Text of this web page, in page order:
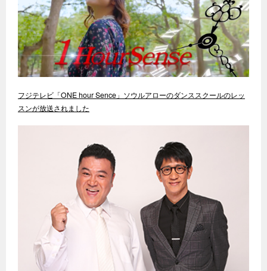
フジテレビ「ONE hour Sence」ソウルアローのダンススクールのレッ
スンが放送されました